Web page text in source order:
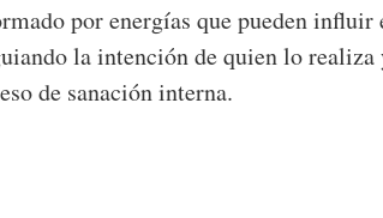
por energías que pueden influir
la intención de quien lo
de sanación interna.